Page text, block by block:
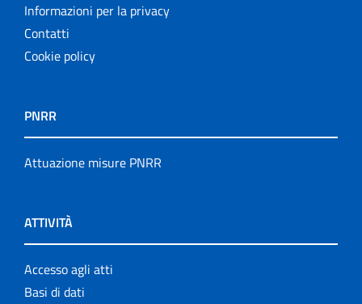
Informazioni per la privacy
Contatti
Cookie policy
PNRR
Attuazione misure PNRR
ATTIVITÀ
Accesso agli atti
Basi di dati